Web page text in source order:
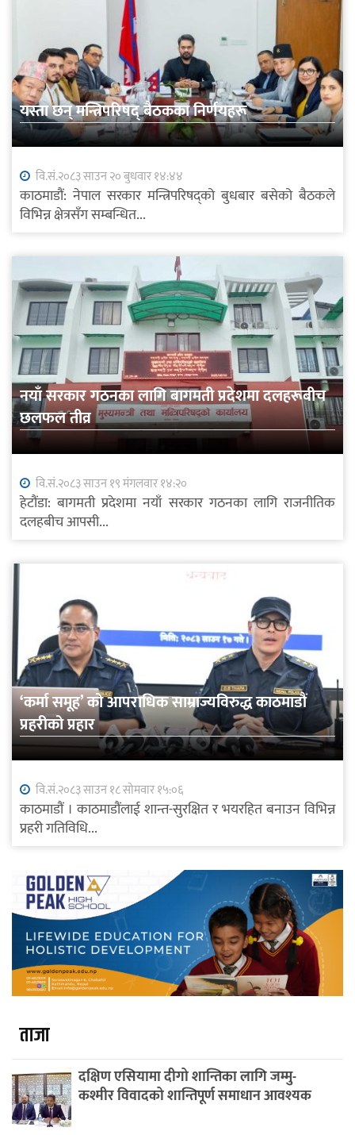
यस्ता छन् मन्त्रिपरिषद् बैठकका निर्णयहरू
वि.सं.२०८३ साउन २० बुधवार १४:४४
काठमाडौं: नेपाल सरकार मन्त्रिपरिषद्को बुधबार बसेको बैठकले
विभिन्न क्षेत्रसँग सम्बन्धित...
नयाँ सरकार गठनका लागि बागमती प्रदेशमा दलहरूबीच
छलफल तीव्र
वि.सं.२०८३ साउन १९ मंगलवार १४:२०
हेटौंडा: बागमती प्रदेशमा नयाँ सरकार गठनका लागि राजनीतिक
दलहबीच आपसी...
‘कर्मा समूह’ को आपराधिक साम्राज्यविरुद्ध काठमाडौं
प्रहरीको प्रहार
वि.सं.२०८३ साउन १८ सोमवार १५:०६
काठमाडौं । काठमाडौंलाई शान्त-सुरक्षित र भयरहित बनाउन विभिन्न
प्रहरी गतिविधि...
ताजा
दक्षिण एसियामा दीगो शान्तिका लागि जम्मु-
कश्मीर विवादको शान्तिपूर्ण समाधान आवश्यक